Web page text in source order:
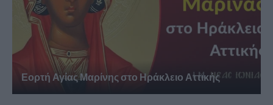
Εορτή Αγίας Μαρίνης στο Ηράκλειο Αττικής